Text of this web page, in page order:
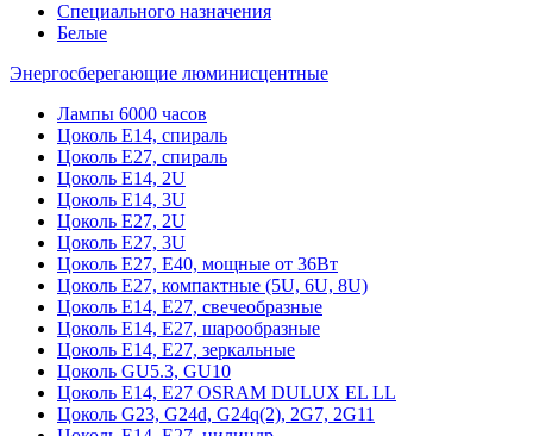
Специального назначения
Белые
Энергосберегающие люминисцентные
Лампы 6000 часов
Цоколь Е14, спираль
Цоколь Е27, спираль
Цоколь Е14, 2U
Цоколь Е14, 3U
Цоколь Е27, 2U
Цоколь Е27, 3U
Цоколь Е27, Е40, мощные от 36Вт
Цоколь Е27, компактные (5U, 6U, 8U)
Цоколь Е14, Е27, свечеобразные
Цоколь Е14, Е27, шарообразные
Цоколь Е14, Е27, зеркальные
Цоколь GU5.3, GU10
Цоколь Е14, Е27 OSRAM DULUX EL LL
Цоколь G23, G24d, G24q(2), 2G7, 2G11